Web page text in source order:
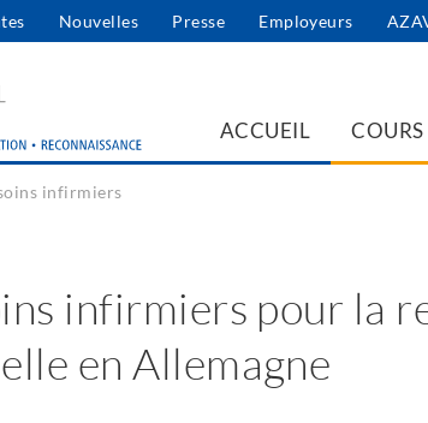
Nouvelles Presse Employeurs
ACCUEIL COURS
infirmiers
infirmiers pour la
en Allemagne